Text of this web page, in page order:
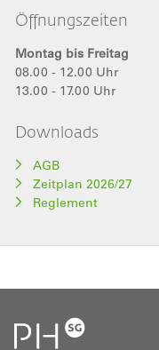
Öffnungszeiten
Montag bis Freitag
08.00 - 12.00 Uhr
13.00 - 17.00 Uhr
Downloads
AGB
Zeitplan 2026/27
Reglement